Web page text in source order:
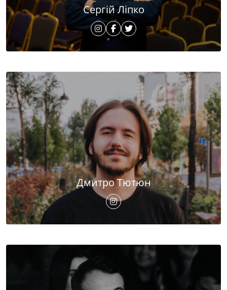
Сергій Ліпко
Дмитро Тютюн